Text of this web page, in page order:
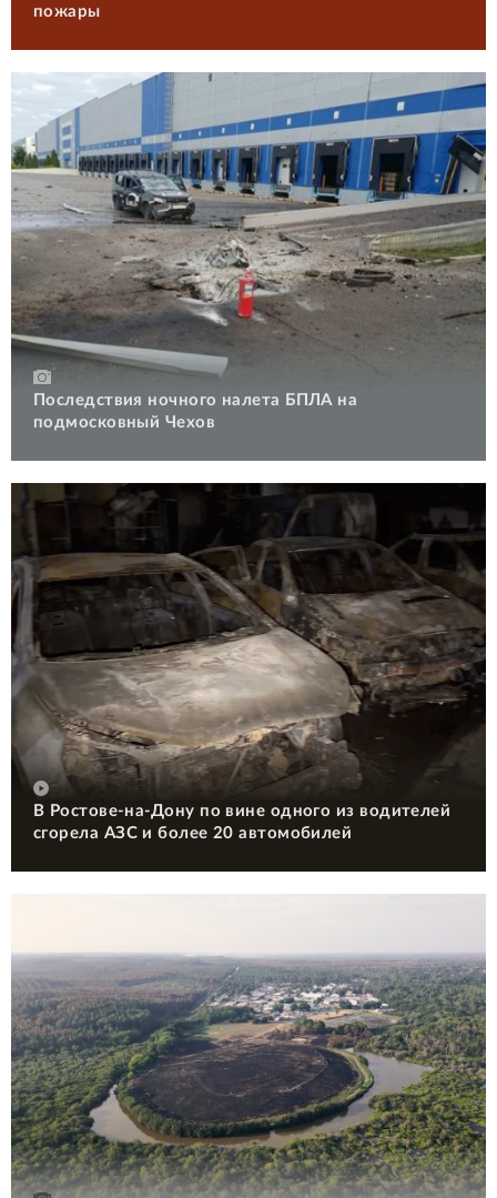
пожары
Последствия ночного налета БПЛА на
подмосковный Чехов
В Ростове-на-Дону по вине одного из водителей
сгорела АЗС и более 20 автомобилей